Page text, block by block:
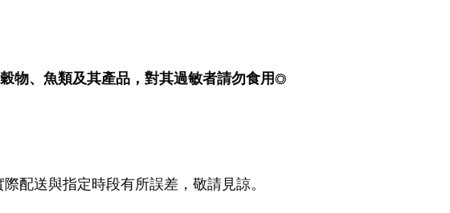
物、魚類及其產品，對其過敏者請勿食用 ◎
配送與指定時段有所誤差，敬請見諒。